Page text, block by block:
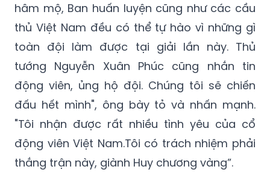
hâm mộ, Ban huấn luyện cũng như các cầu
thủ Việt Nam đều có thể tự hào vì những gì
toàn đội làm được tại giải lần này. Thủ
tướng Nguyễn Xuân Phúc cũng nhắn tin
động viên, ủng hộ đội. Chúng tôi sẽ chiến
đấu hết mình", ông bày tỏ và nhấn mạnh.
"Tôi nhận được rất nhiều tình yêu của cổ
động viên Việt Nam.Tôi có trách nhiệm phải
thắng trận này, giành Huy chương vàng”.